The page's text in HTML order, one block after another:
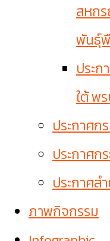
สหก
พันธุ์
ประก
ใต้ พ
ประกาศก
ประกาศก
ประกาศส
ภาพกิจกรรม